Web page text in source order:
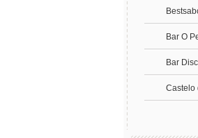
Bar O
Bar
Castelo